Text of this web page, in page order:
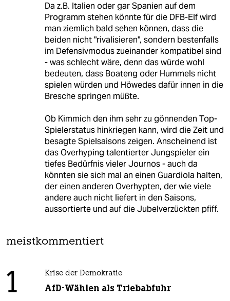
Da z.B. Italien oder gar Spanien auf dem
Programm stehen könnte für die DFB-Elf wird
man ziemlich bald sehen können, dass die
beiden nicht "rivalisieren", sondern bestenfalls
im Defensivmodus zueinander kompatibel sind
- was schlecht wäre, denn das würde wohl
bedeuten, dass Boateng oder Hummels nicht
spielen würden und Höwedes dafür innen in die
Bresche springen müßte.
Ob Kimmich den ihm sehr zu gönnenden Top-
Spielerstatus hinkriegen kann, wird die Zeit und
besagte Spielsaisons zeigen. Anscheinend ist
das Overhyping talentierter Jungspieler ein
tiefes Bedürfnis vieler Journos - auch da
könnten sie sich mal an einen Guardiola halten,
der einen anderen Overhypten, der wie viele
andere auch nicht liefert in den Saisons,
aussortierte und auf die Jubelverzückten pfiff.
meistkommentiert
1 Krise der Demokratie
AfD-Wählen als Triebabfuhr